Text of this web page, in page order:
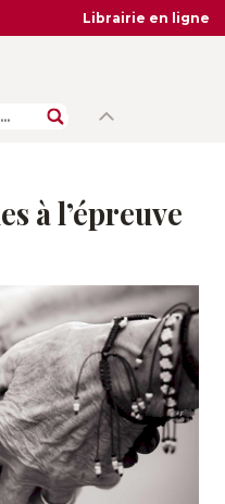
Librairie en ligne
à l’épreuve